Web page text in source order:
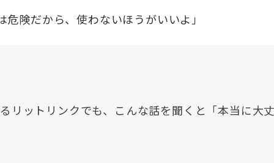
険だから、使わないほうがいいよ」
リットリンクでも、こんな話を聞くと「本当に大